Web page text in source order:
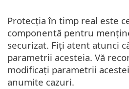
Protecția în timp real este
componentă pentru
securizat. Fiți atent atunci
parametrii acesteia. Vă
modificați parametrii
anumite cazuri.